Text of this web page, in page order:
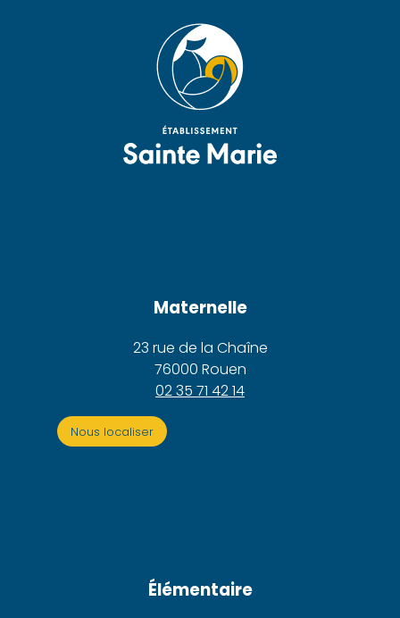
Maternelle
23 rue de la Chaîne
76000 Rouen
02 35 71 42 14
Nous localiser
Élémentaire